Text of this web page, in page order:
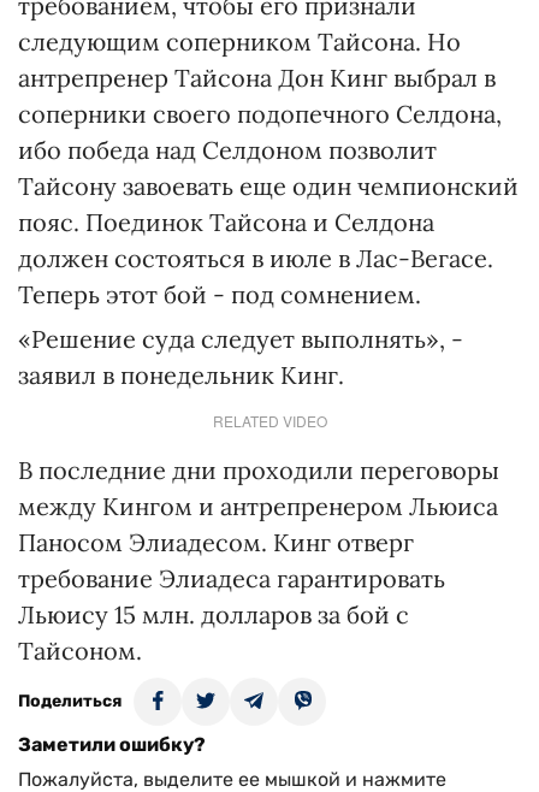
следующим соперником Тайсона. Но
антрепренер Тайсона Дон Кинг выбрал в
соперники своего подопечного Селдона,
ибо победа над Селдоном позволит
Тайсону завоевать еще один чемпионский
пояс. Поединок Тайсона и Селдона
должен состояться в июле в Лас-Вегасе.
Теперь этот бой - под сомнением.
«Решение суда следует выполнять», -
заявил в понедельник Кинг.
RELATED VIDEO
В последние дни проходили переговоры
между Кингом и антрепренером Льюиса
Паносом Элиадесом. Кинг отверг
требование Элиадеса гарантировать
Льюису 15 млн. долларов за бой с
Тайсоном.
Поделиться
Заметили ошибку?
Пожалуйста, выделите ее мышкой и нажмите